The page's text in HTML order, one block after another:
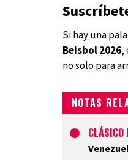
Si hay una
Beisbol 2026,
no solo para
NOTAS
CLÁSICO